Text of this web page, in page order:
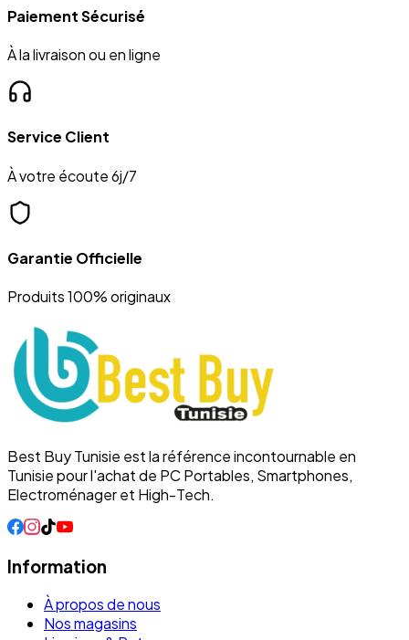
Paiement Sécurisé
À la livraison ou en ligne
Service Client
À votre écoute 6j/7
Garantie Officielle
Produits 100% originaux
Best Buy Tunisie est la référence incontournable en
Tunisie pour l'achat de PC Portables, Smartphones,
Electroménager et High-Tech.
Information
À propos de nous
Nos magasins